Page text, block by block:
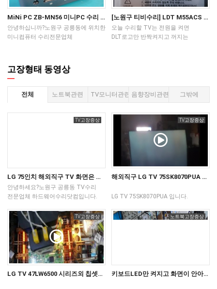
가능합니다.펌웨어를 라이터로
디바이스에 넣어주고
Mode is in Unlock Mode
에러를해결하고 복구해 드렸습니다.
부분도 해결해야 합니다.
되어 있어분석을 진행해 연결해
주어야 합니다.
화면이 나오지 않아 수리를 했지만,
SSD 슬롯과 SSD가많이 오염되어
문제가 생길것 같아 그 부분도 초음파
세척하여 깨끗하게 처리해 드렸어요.
곧 장마철인데 노트북으로 물이
MiNi PC ZB-MN56 미니PC 수리 전원이 갑자기 꺼진뒤 안켜짐
안녕하십니까?노원구 공릉동에 위치한
미니컴퓨터 수리전문업체
입니다.고객님께서 작업중 딱! 소리가
나면서 전원이 꺼진뒤에 먹통이
바꾸어보는등 여러 응급처치를
해보았지만전혀 전원이 켜지지 않는
통해저희 업체를 이용해 주셨습니다.
확인후 택배 출고해 드렸습니다.
감사합니다.
[노원구 티비수리] LDT M55ACS 백라이트교체
오늘 수리할 TV는 전원을 켜면
DLT로고만 반짝켜지고 꺼지는
전부교체하니 환한불빛으로
보답하네요 패널을 들어내고
됩니다 실수하면 돌이킬수가 없는게
문제죠이번제품도 잘마무리되어
다행입니다
TV관련문의는 노원구 공릉본점 010
7755 4413 강서구 마곡지점 010
4142 8035 입니다
사시는지역과 가까운지역 담당자와
TV관련고장상담해드립니다
고장형태 동영상
전체 노트북관련 TV모니터관련 음향장비관련 그밖에
TV고장증상
LG 75인치 해외직구 TV 화면은 안나오고 푸르딩딩하게 밝아지기만....
안녕하세요?노원구 공릉동 TV수리
전문업체 하드웨어수리닷컴입니다.
인가하면 화면은 안나오고살짝
밝아지는 느낌만 있어 원인을 분석후
수리를 진행해 드렸습니다.이런
고질적 원인은 패널 불량이 많고 정밀
분석하여 패널 교체없이수리로 복구될
해드렸습니다.
TV고장증상
해외직구 LG TV 75SK8070PUA 패널만 살짝 밝아지고 화면은 나오지 않는 현상
LG TV 75SK8070PUA 입니다.
증상은전원을 켜면 패널은 살짝
회복될 확률이 높고, 간혹 5%
TV고장증상
LG TV 47LW6500 시리즈외 칩셋교체 수리 과정입니다.
노트북고장증상
키보드LED만 켜지고 화면이 안아오는 현상 .MSI 노트북수리 GP63 LEOPARD 8RE